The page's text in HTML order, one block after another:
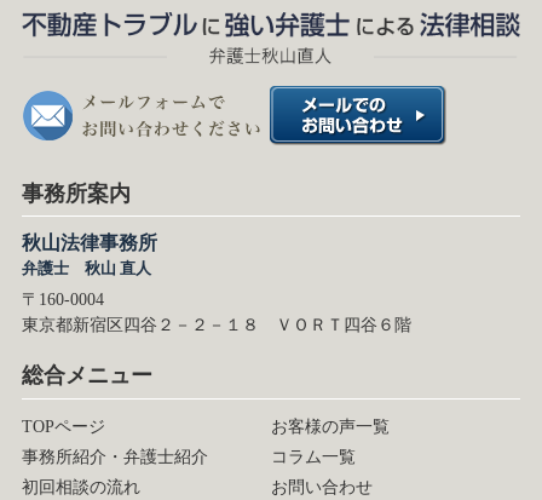
事務所案内
秋山法律事務所
弁護士 秋山 直人
〒160-0004
東京都新宿区四谷２－２－１８ ＶＯＲＴ四谷６階
総合メニュー
TOPページ
事務所紹介・弁護士紹介
初回相談の流れ
お客様の声一覧
コラム一覧
お問い合わせ